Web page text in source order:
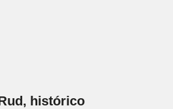
histórico